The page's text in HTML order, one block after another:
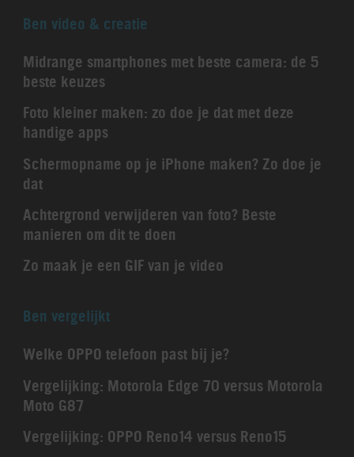
Ben video & creatie
Midrange smartphones met beste camera: de 5
beste keuzes
Foto kleiner maken: zo doe je dat met deze
handige apps
Schermopname op je iPhone maken? Zo doe je
dat
Achtergrond verwijderen van foto? Beste
manieren om dit te doen
Zo maak je een GIF van je video
Ben vergelijkt
Welke OPPO telefoon past bij je?
Vergelijking: Motorola Edge 70 versus Motorola
Moto G87
Vergelijking: OPPO Reno14 versus Reno15